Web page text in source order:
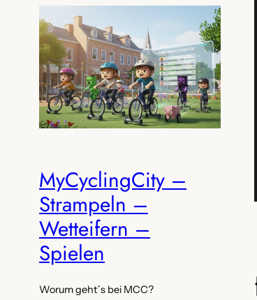
MyCyclingCity –
Strampeln –
Wetteifern –
Spielen
Worum geht´s bei MCC?